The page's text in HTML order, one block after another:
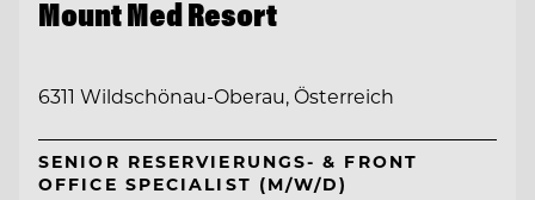
Mount Med Resort
6311 Wildschönau-Oberau, Österreich
SENIOR RESERVIERUNGS- & FRONT
OFFICE SPECIALIST (M/W/D)